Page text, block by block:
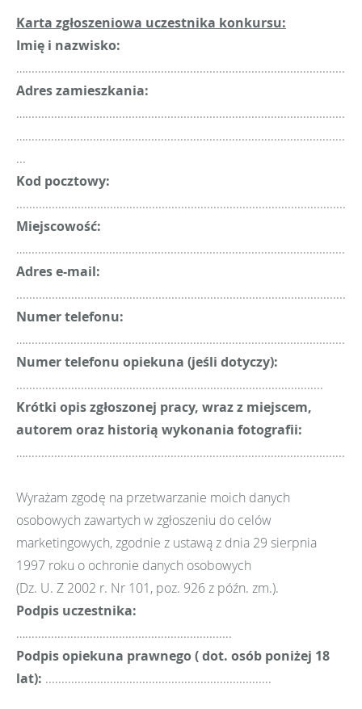
Karta zgłoszeniowa uczestnika konkursu:
Imię i nazwisko:
Adres zamieszkania:
...
Kod pocztowy:
Miejscowość:
Adres e-mail:
Numer telefonu:
Numer telefonu opiekuna (jeśli dotyczy):
...............................................................................................
Krótki opis zgłoszonej pracy, wraz z miejscem,
autorem oraz historią wykonania fotografii:
Wyrażam zgodę na przetwarzanie moich danych
osobowych zawartych w zgłoszeniu do celów
marketingowych, zgodnie z ustawą z dnia 29 sierpnia
1997 roku o ochronie danych osobowych
(Dz. U. Z 2002 r. Nr 101, poz. 926 z późn. zm.).
Podpis uczestnika:
…................................................................
Podpis opiekuna prawnego ( dot. osób poniżej 18
lat): ......................................................................